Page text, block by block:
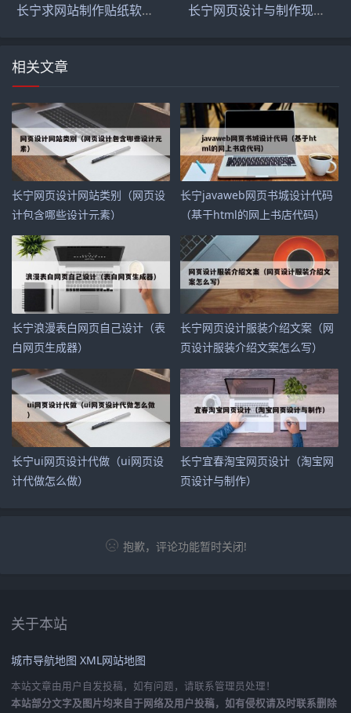
长宁求网站制作贴纸软件（贴纸在线生成） 长宁网页设计与制作现写旅游网页（旅游网页设计作品加代码）
相关文章
长宁网页设计网站类别（网页设
计包含哪些设计元素）
长宁javaweb网页书城设计代码
（基于html的网上书店代码）
长宁浪漫表白网页自己设计（表
白网页生成器）
长宁网页设计服装介绍文案（网
页设计服装介绍文案怎么写）
长宁ui网页设计代做（ui网页设
计代做怎么做）
长宁宜春淘宝网页设计（淘宝网
页设计与制作）
抱歉，评论功能暂时关闭!
关于本站
城市导航地图 XML网站地图
本站文章由用户自发投稿，如有问题，请联系管理员处理！
本站部分文字及图片均来自于网络及用户投稿，如有侵权请及时联系删除